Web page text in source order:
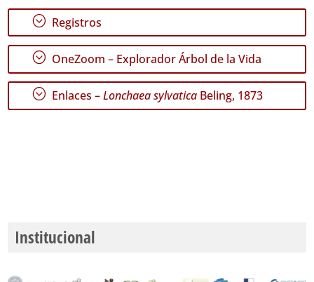
; Registros
; OneZoom – Explorador Árbol de la Vida
; Enlaces –Lonchaea sylvatica Beling, 1873
Institucional